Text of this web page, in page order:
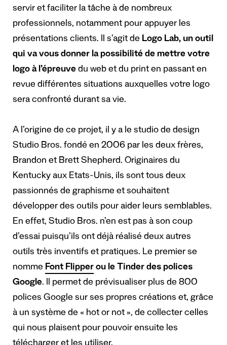
servir et faciliter la tâche à de nombreux
professionnels, notamment pour appuyer les
présentations clients. Il s’agit de Logo Lab, un outil
qui va vous donner la possibilité de mettre votre
logo à l’épreuve du web et du print en passant en
revue différentes situations auxquelles votre logo
sera confronté durant sa vie.
A l’origine de ce projet, il y a le studio de design
Studio Bros. fondé en 2006 par les deux frères,
Brandon et Brett Shepherd. Originaires du
Kentucky aux Etats-Unis, ils sont tous deux
passionnés de graphisme et souhaitent
développer des outils pour aider leurs semblables.
En effet, Studio Bros. n’en est pas à son coup
d’essai puisqu’ils ont déjà réalisé deux autres
outils très inventifs et pratiques. Le premier se
nomme Font Flipper ou le Tinder des polices
Google. Il permet de prévisualiser plus de 800
polices Google sur ses propres créations et, grâce
à un système de « hot or not », de collecter celles
qui nous plaisent pour pouvoir ensuite les